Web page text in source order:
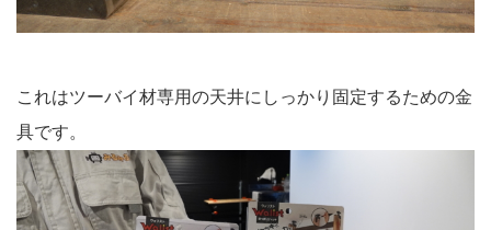
これはツーバイ材専用の天井にしっかり固定するための金
具です。